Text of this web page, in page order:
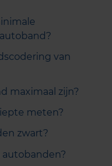
van
maximaal zijn?
meten?
zwart?